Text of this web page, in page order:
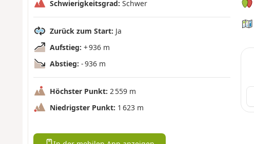
Schwierigkeitsgrad: Schwer
Zurück zum Start: Ja
Aufstieg: + 936 m
Abstieg: - 936 m
Höchster Punkt: 2 559 m
Niedrigster Punkt: 1 623 m